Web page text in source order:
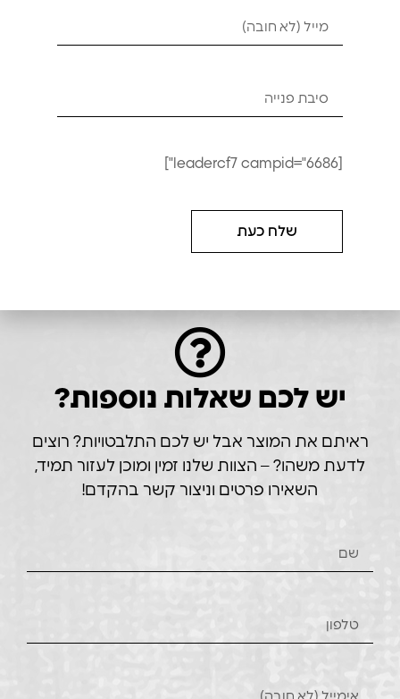
₪120
100
יש לכם שאלות נוספות?
ראיתם את המוצר אבל יש לכם התלבטויות? רוצים
לדעת משהו? – הצוות שלנו זמין ומוכן לעזור תמיד,
השאירו פרטים וניצור קשר בהקדם!
שלח כעת